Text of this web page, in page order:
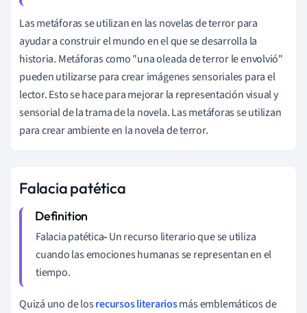
Las metáforas se utilizan en las novelas de terror para
ayudar a construir el mundo en el que se desarrolla la
historia. Metáforas como "una oleada de terror le envolvió"
pueden utilizarse para crear imágenes sensoriales para el
lector. Esto se hace para mejorar la representación visual y
sensorial de la trama de la novela. Las metáforas se utilizan
para crear ambiente en la novela de terror.
Falacia patética
Falacia patética-Un recurso literario que se utiliza
cuando las emociones humanas se representan en el
tiempo.
Quizá uno de losrecursos literariosmás emblemáticos de